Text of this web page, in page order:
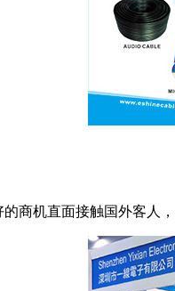
商机直面接触国外客人，